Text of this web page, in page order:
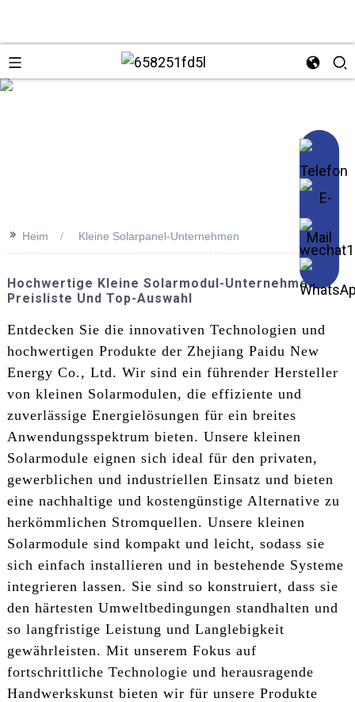
>> Heim Kleine Solarpanel-Unternehmen
Hochwertige Kleine Solarmodul-Unternehmen:
Preisliste Und Top-Auswahl
Entdecken Sie die innovativen Technologien und
hochwertigen Produkte der Zhejiang Paidu New
Energy Co., Ltd. Wir sind ein führender Hersteller
von kleinen Solarmodulen, die effiziente und
zuverlässige Energielösungen für ein breites
Anwendungsspektrum bieten. Unsere kleinen
Solarmodule eignen sich ideal für den privaten,
gewerblichen und industriellen Einsatz und bieten
eine nachhaltige und kostengünstige Alternative zu
herkömmlichen Stromquellen. Unsere kleinen
Solarmodule sind kompakt und leicht, sodass sie
sich einfach installieren und in bestehende Systeme
integrieren lassen. Sie sind so konstruiert, dass sie
den härtesten Umweltbedingungen standhalten und
so langfristige Leistung und Langlebigkeit
gewährleisten. Mit unserem Fokus auf
fortschrittliche Technologie und herausragende
Handwerkskunst bieten wir für unsere Produkte